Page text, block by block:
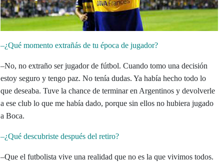
–¿Qué momento extrañás de tu época de jugador?
–No, no extraño ser jugador de fútbol. Cuando tomo una decisión
estoy seguro y tengo paz. No tenía dudas. Ya había hecho todo lo
que deseaba. Tuve la chance de terminar en Argentinos y devolverle
a ese club lo que me había dado, porque sin ellos no hubiera jugado
a Boca.
–¿Qué descubriste después del retiro?
–Que el futbolista vive una realidad que no es la que vivimos todos.